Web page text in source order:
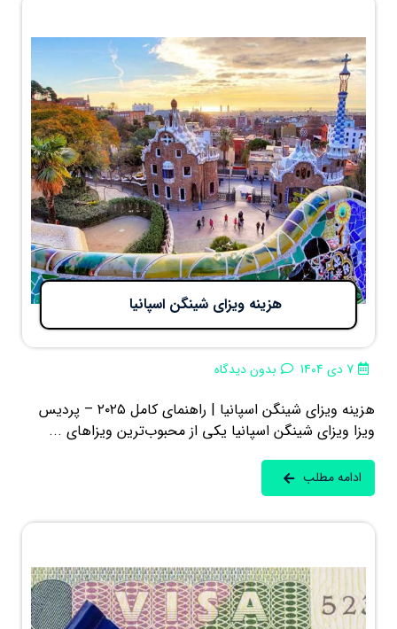
هزینه ویزای شینگن اسپانیا
7 دی 1404 بدون دیدگاه
‌هزینه ویزای شینگن اسپانیا | راهنمای کامل ۲۰۲۵ – پردیس
ویزا ویزای شینگن اسپانیا یکی از محبوب‌ترین ویزاهای ...
ادامه مطلب